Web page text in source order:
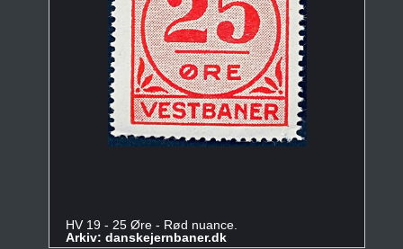
HV 19 - 25 Øre - Rød nuance.
Arkiv: danskejernbaner.dk